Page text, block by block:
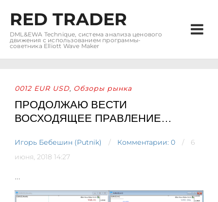
RED TRADER
DML&EWA Technique, система анализа ценового
движения с использованием программы-
советника Elliott Wave Maker
0012 EUR USD, Обзоры рынка
ПРОДОЛЖАЮ ВЕСТИ
ВОСХОДЯЩЕЕ ПРАВЛЕНИЕ…
Игорь Бебешин (Putnik) Комментарии: 0
6
июня, 2018 14:27
…